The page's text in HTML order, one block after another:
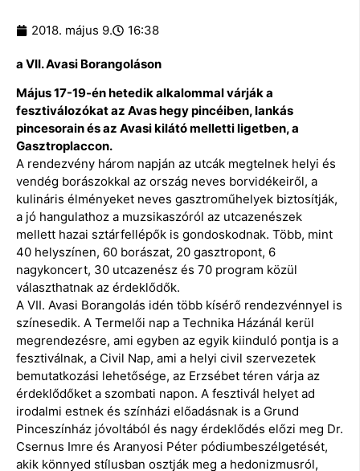
2018. május 9. 16:38
a VII. Avasi Borangoláson
Május 17-19-én hetedik alkalommal várják a
fesztiválozókat az Avas hegy pincéiben, lankás
pincesorain és az Avasi kilátó melletti ligetben, a
Gasztroplaccon.
A rendezvény három napján az utcák megtelnek helyi és
vendég borászokkal az ország neves borvidékeiről, a
kulináris élményeket neves gasztroműhelyek biztosítják,
a jó hangulathoz a muzsikaszóról az utcazenészek
mellett hazai sztárfellépők is gondoskodnak. Több, mint
40 helyszínen, 60 borászat, 20 gasztropont, 6
nagykoncert, 30 utcazenész és 70 program közül
választhatnak az érdeklődők.
A VII. Avasi Borangolás idén több kísérő rendezvénnyel is
színesedik. A Termelői nap a Technika Házánál kerül
megrendezésre, ami egyben az egyik kiinduló pontja is a
fesztiválnak, a Civil Nap, ami a helyi civil szervezetek
bemutatkozási lehetősége, az Erzsébet téren várja az
érdeklődőket a szombati napon. A fesztivál helyet ad
irodalmi estnek és színházi előadásnak is a Grund
Pinceszínház jóvoltából és nagy érdeklődés előzi meg Dr.
Csernus Imre és Aranyosi Péter pódiumbeszélgetését,
akik könnyed stílusban osztják meg a hedonizmusról,